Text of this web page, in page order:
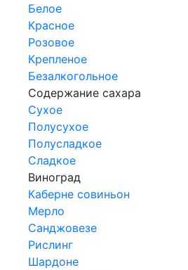
Белое
Красное
Розовое
Крепленое
Безалкогольное
Содержание сахара
Сухое
Полусухое
Полусладкое
Сладкое
Виноград
Каберне совиньон
Мерло
Санджовезе
Рислинг
Шардоне